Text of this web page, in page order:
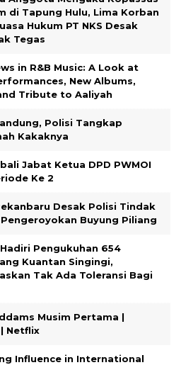
di Tapung Hulu, Lima Korban
Hukum PT NKS Desak
Tegas
in R&B Music: A Look at
New Albums,
Tribute to Aaliyah
Polisi Tangkap
Kakaknya
Jabat Ketua DPD PWMOI
Ke 2
Desak Polisi Tindak
Buyung Piliang
Pengukuhan 654
Kuantan Singingi,
Tak Ada Toleransi Bagi
Musim Pertama |
Netflix
Influence in International